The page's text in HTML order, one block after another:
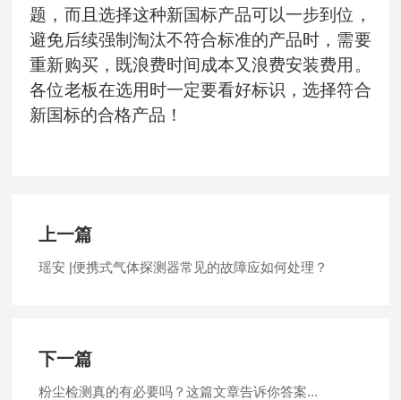
题，而且选择这种新国标产品可以一步到位，
避免后续强制淘汰不符合标准的产品时，需要
重新购买，既浪费时间成本又浪费安装费用。
各位老板在选用时一定要看好标识，选择符合
新国标的合格产品！
上一篇
瑶安 |便携式气体探测器常见的故障应如何处理？
下一篇
粉尘检测真的有必要吗？这篇文章告诉你答案...